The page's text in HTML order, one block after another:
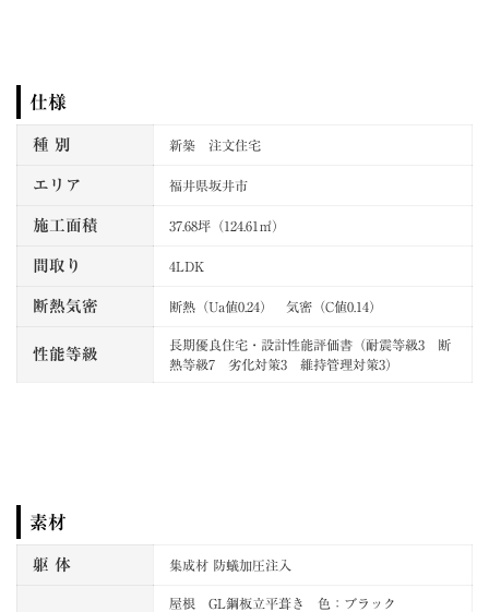
仕様
種 別 新築 注文住宅
エリア 福井県坂井市
施工面積 37.68坪（124.61㎡）
間取り 4LDK
断熱気密 断熱（Ua値0.24） 気密（C値0.14）
性能等級
長期優良住宅・設計性能評価書（耐震等級3 断
熱等級7 劣化対策3 維持管理対策3）
素材
躯 体 集成材 防蟻加圧注入
屋根 GL鋼板立平葺き 色：ブラック